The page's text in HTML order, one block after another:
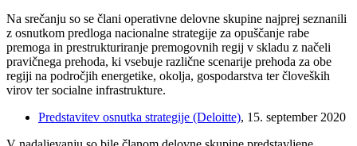
Na srečanju so se člani operativne delovne skupine najprej seznanili
z osnutkom predloga nacionalne strategije za opuščanje rabe
premoga in prestrukturiranje premogovnih regij v skladu z načeli
pravičnega prehoda, ki vsebuje različne scenarije prehoda za obe
regiji na področjih energetike, okolja, gospodarstva ter človeških
virov ter socialne infrastrukture.
Predstavitev osnutka strategije (Deloitte), 15. september 2020